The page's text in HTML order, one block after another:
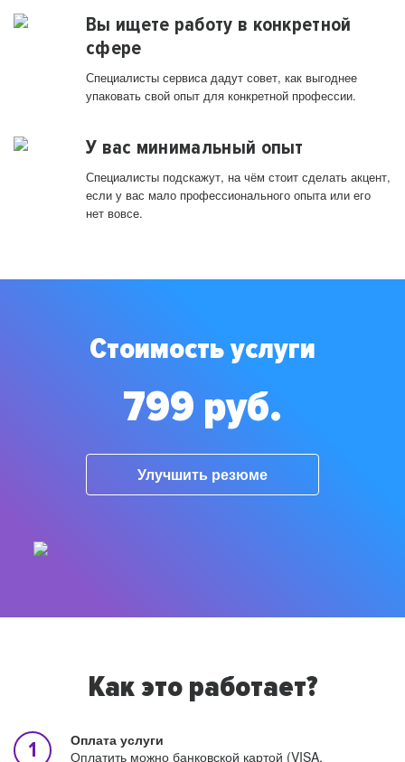
Вы ищете работу в конкретной
сфере
Специалисты сервиса дадут совет, как выгоднее
упаковать свой опыт для конкретной профессии.
У вас минимальный опыт
Специалисты подскажут, на чём стоит сделать акцент,
если у вас мало профессионального опыта или его
нет вовсе.
Стоимость услуги
799 руб.
Улучшить резюме
Как это работает?
Оплата услуги
Оплатить можно банковской картой (VISA,